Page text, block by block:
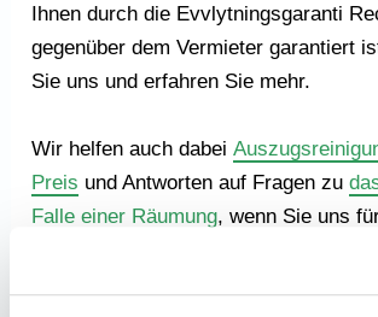
Ihnen durch die Evvlytningsgaranti
gegenüber dem Vermieter garantiert
Sie uns und erfahren Sie mehr.
Wir helfen auch dabei
Preis und Antworten auf Fragen zu
Falle einer Räumung, wenn Sie uns
oder